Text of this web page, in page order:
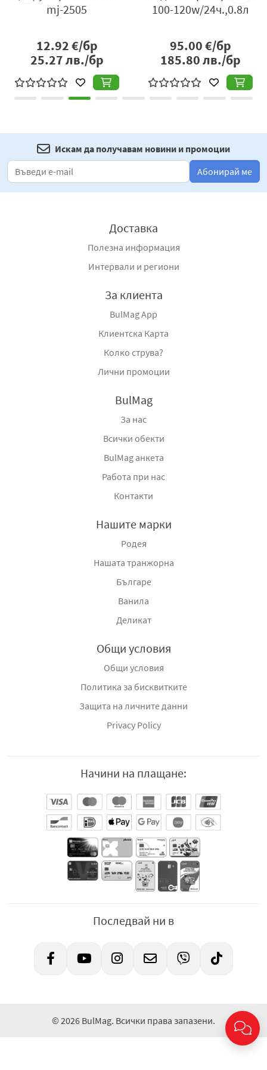
mj-2505
12.92€/бр
25.27лв./бр
100-120w/24ч.,0.8л
95.00€/бр
185.80лв./бр
Искам да получавам новини и промоции
Абонирай ме
Доставка
Полезна информация
Интервали и региони
За клиента
BulMag App
Клиентска Карта
Колко струва?
Лични промоции
BulMag
За нас
Всички обекти
BulMag анкета
Работа при нас
Контакти
Нашите марки
Родея
Нашата транжорна
Българе
Ванила
Деликат
Общи условия
Общи условия
Политика за бисквитките
Защита на личните данни
Privacy Policy
Начини на плащане:
Последвай ни в
© 2026 BulMag. Всички права запазени.